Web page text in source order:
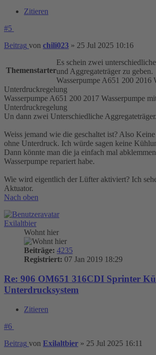
Zitieren
#5
Beitrag von chili023 » 25 Jul 2025 10:16
Themenstarter
Es schein zwei
und Aggregateträger zu geben.
Wasserpumpe A651 200 2016
Unterdruckregelung
Wasserpumpe A651 200 2017 Wasserpumpe
Unterdruckregelung
Un dann zwei Unterschiedliche Aggregateträger.
Weiss jemand wie die geschaltet ist? Also
ohne Unterdruck. Ich würde sagen keine
Dann könnte man die ja einfach mal
Wasserpumpe repariert habe.
Wie wird eigentlich der Lüfter aktiviert? Ich
Aktuator.
Nach oben
Exilaltbier
Wohnt hier
Beiträge: 4235
Registriert: 07 Jan 2019 18:29
Re: 906 OM651 316CDI Sprinter
Unterdrucksystem
Zitieren
#6
Beitrag von Exilaltbier » 25 Jul 2025 16:11